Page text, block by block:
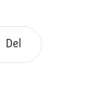
Del